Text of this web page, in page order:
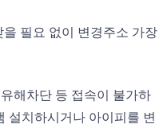
필요 없이 변경주소 가장
해차단 등 접속이 불가하
설치하시거나 아이피를 변